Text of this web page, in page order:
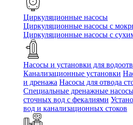
Циркуляционные насосы
Циркуляционные насосы с
Циркуляционные насосы с
Насосы и установки для
Канализационные установки
и дренажа Насосы для отвода
Специальные дренажные
сточных вод c фекалиями
вод и канализационных стоков